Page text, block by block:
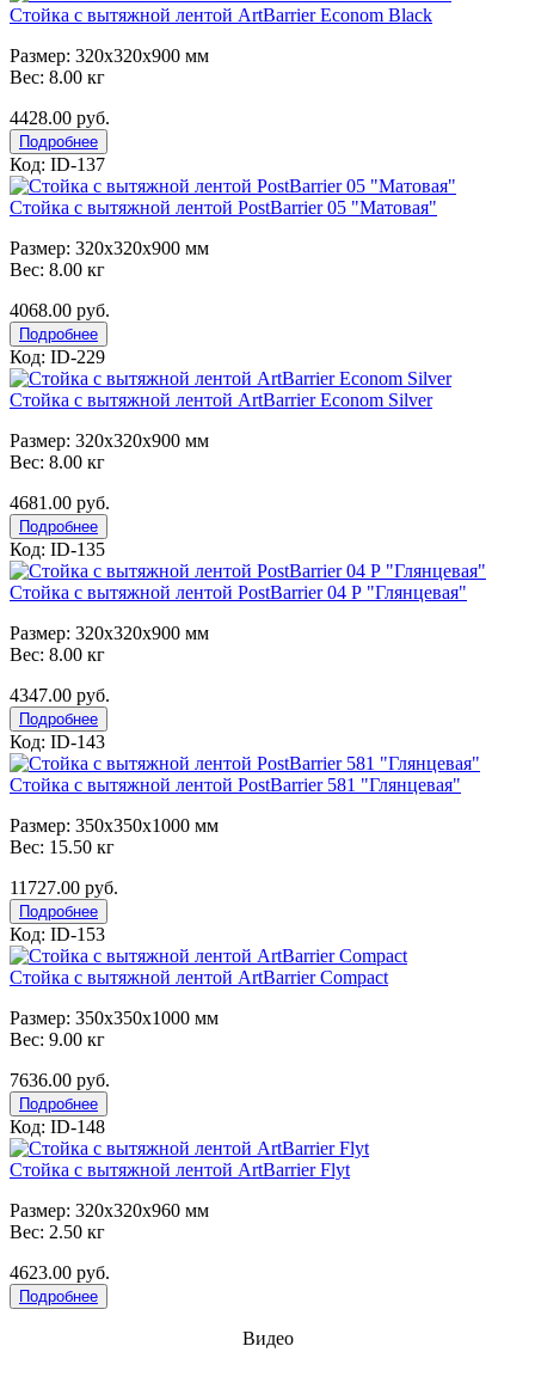
Стойка с вытяжной лентой ArtBarrier Econom Black
Размер: 320x320x900 мм
Вес: 8.00 кг
4428.00 руб.
Подробнее
Код: ID-137
Стойка с вытяжной лентой PostBarrier 05 "Матовая"
Размер: 320x320x900 мм
Вес: 8.00 кг
4068.00 руб.
Подробнее
Код: ID-229
Стойка с вытяжной лентой ArtBarrier Econom Silver
Размер: 320x320x900 мм
Вес: 8.00 кг
4681.00 руб.
Подробнее
Код: ID-135
Стойка с вытяжной лентой PostBarrier 04 Р "Глянцевая"
Размер: 320x320x900 мм
Вес: 8.00 кг
4347.00 руб.
Подробнее
Код: ID-143
Стойка с вытяжной лентой PostBarrier 581 "Глянцевая"
Размер: 350x350x1000 мм
Вес: 15.50 кг
11727.00 руб.
Подробнее
Код: ID-153
Стойка с вытяжной лентой ArtBarrier Соmpact
Размер: 350x350x1000 мм
Вес: 9.00 кг
7636.00 руб.
Подробнее
Код: ID-148
Стойка с вытяжной лентой ArtBarrier Flyt
Размер: 320x320x960 мм
Вес: 2.50 кг
4623.00 руб.
Подробнее
Видео